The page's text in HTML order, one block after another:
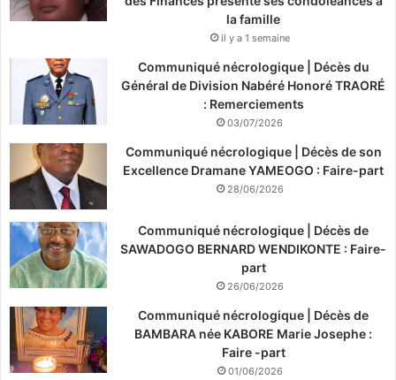
la famille
il y a 1 semaine
Communiqué nécrologique | Décès du
Général de Division Nabéré Honoré TRAORÉ
: Remerciements
03/07/2026
Communiqué nécrologique | Décès de son
Excellence Dramane YAMEOGO : Faire-part
28/06/2026
Communiqué nécrologique | Décès de
SAWADOGO BERNARD WENDIKONTE : Faire-
part
26/06/2026
Communiqué nécrologique | Décès de
BAMBARA née KABORE Marie Josephe :
Faire -part
01/06/2026